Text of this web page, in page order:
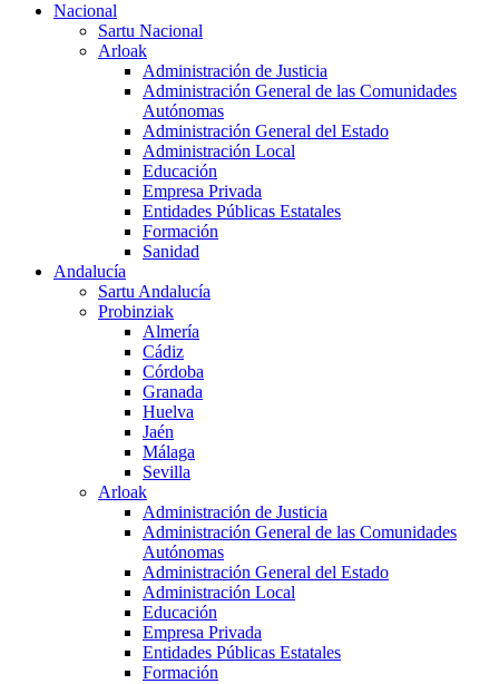
Nacional
Sartu Nacional
Arloak
Administración de Justicia
Administración General de las Comunidades
Autónomas
Administración General del Estado
Administración Local
Educación
Empresa Privada
Entidades Públicas Estatales
Formación
Sanidad
Andalucía
Sartu Andalucía
Probinziak
Almería
Cádiz
Córdoba
Granada
Huelva
Jaén
Málaga
Sevilla
Arloak
Administración de Justicia
Administración General de las Comunidades
Autónomas
Administración General del Estado
Administración Local
Educación
Empresa Privada
Entidades Públicas Estatales
Formación